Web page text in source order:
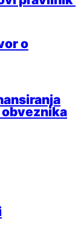
o
obveznika